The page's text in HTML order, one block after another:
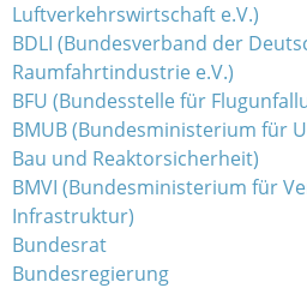
Luftverkehrswirtschaft e.V.)
BDLI (Bundesverband der
Raumfahrtindustrie e.V.)
BFU (Bundesstelle für
BMUB (Bundesministerium für
Bau und Reaktorsicherheit)
BMVI (Bundesministerium für
Infrastruktur)
Bundesrat
Bundesregierung